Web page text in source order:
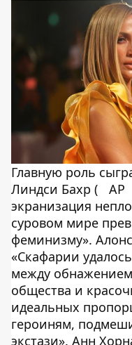
Главную роль
Линдси Бахр (
AP
экранизация
суровом мире
феминизму».
«Скафарии
между
общества и
идеальных
героиням,
экстази». Анн